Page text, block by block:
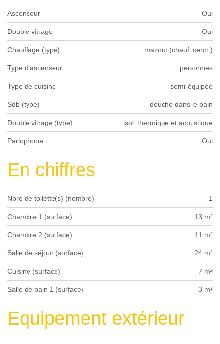
Ascenseur Oui
Double vitrage Oui
Chauffage (type) mazout (chauf. centr.)
Type d'ascenseur personnes
Type de cuisine semi-équipée
Sdb (type) douche dans le bain
Double vitrage (type) isol. thermique et acoustique
Parlophone Oui
En chiffres
Nbre de toilette(s) (nombre) 1
Chambre 1 (surface) 13 m²
Chambre 2 (surface) 11 m²
Salle de séjour (surface) 24 m²
Cuisine (surface) 7 m²
Salle de bain 1 (surface) 3 m²
Equipement extérieur